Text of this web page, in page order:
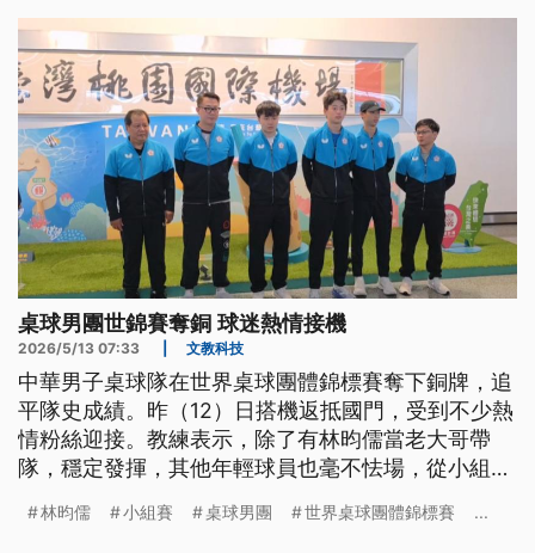
桌球男團世錦賽奪銅 球迷熱情接機
2026/5/13 07:33 文教科技
中華男子桌球隊在世界桌球團體錦標賽奪下銅牌，追
平隊史成績。昨（12）日搭機返抵國門，受到不少熱
情粉絲迎接。教練表示，除了有林昀儒當老大哥帶
隊，穩定發揮，其他年輕球員也毫不怯場，從小組賽
林昀儒 小組賽 桌球男團 世界桌球團體錦標賽 ...